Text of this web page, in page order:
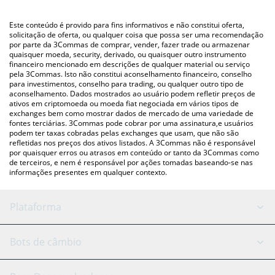
Você também pode usar nossa tabela de preços de $SKITTEN
acima para verificar o último preço de $SKITTEN nas principais
moedas fiat e criptográficas.
Este conteúdo é provido para fins informativos e não constitui oferta,
solicitação de oferta, ou qualquer coisa que possa ser uma recomendação
por parte da 3Commas de comprar, vender, fazer trade ou armazenar
quaisquer moeda, security, derivado, ou quaisquer outro instrumento
financeiro mencionado em descrições de qualquer material ou serviço
pela 3Commas. Isto não constitui aconselhamento financeiro, conselho
para investimentos, conselho para trading, ou qualquer outro tipo de
aconselhamento. Dados mostrados ao usuário podem refletir preços de
ativos em criptomoeda ou moeda fiat negociada em vários tipos de
exchanges bem como mostrar dados de mercado de uma variedade de
fontes terciárias. 3Commas pode cobrar por uma assinatura,e usuários
podem ter taxas cobradas pelas exchanges que usam, que não são
refletidas nos preços dos ativos listados. A 3Commas não é responsável
por quaisquer erros ou atrasos em conteúdo or tanto da 3Commas como
de terceiros, e nem é responsável por ações tomadas baseando-se nas
informações presentes em qualquer contexto.
Plataforma
Bot GRID
Bots de câmbio